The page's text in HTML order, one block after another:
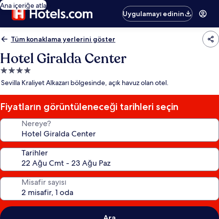
Ana içeriğe atla
Uygulamayı edinin
Tüm konaklama yerlerini göster
Hotel Giralda Center
4.0
yıldızlı
yeri
Sevilla Kraliyet Alkazarı bölgesinde, açık havuz olan otel.
Fiyatların görüntüleneceği tarihleri seçin
Nereye?
Tarihler
Misafir sayısı